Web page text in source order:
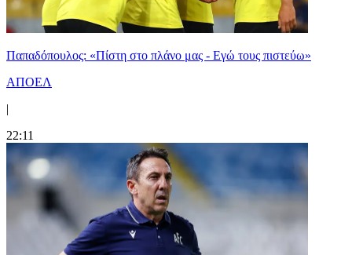
Παπαδόπουλος: «Πίστη στο πλάνο μας - Εγώ τους πιστεύω»
ΑΠΟΕΛ
|
22:11